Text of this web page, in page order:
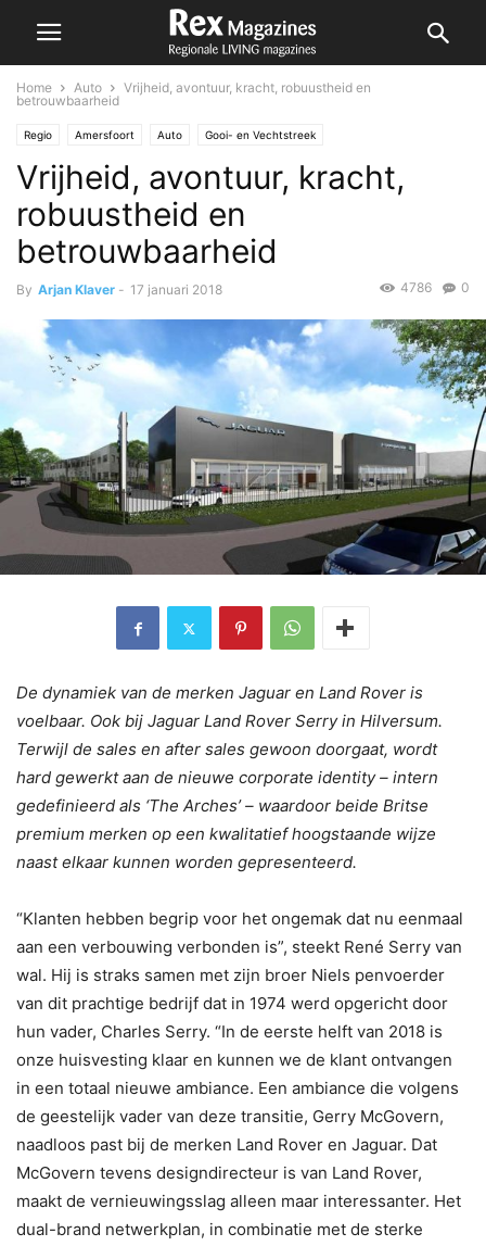
Home Auto
Vrijheid, avontuur, kracht, robuustheid en
betrouwbaarheid
Regio Amersfoort Auto Gooi- en Vechtstreek
Vrijheid, avontuur, kracht,
robuustheid en
betrouwbaarheid
By Arjan Klaver - 17 januari 2018 0
4786
De dynamiek van de merken Jaguar en Land Rover is
voelbaar. Ook bij Jaguar Land Rover Serry in Hilversum.
Terwijl de sales en after sales gewoon doorgaat, wordt
hard gewerkt aan de nieuwe corporate identity – intern
gedefinieerd als ‘The Arches’ – waardoor beide Britse
premium merken op een kwalitatief hoogstaande wijze
naast elkaar kunnen worden gepresenteerd.
“Klanten hebben begrip voor het ongemak dat nu eenmaal
aan een verbouwing verbonden is”, steekt René Serry van
wal. Hij is straks samen met zijn broer Niels penvoerder
van dit prachtige bedrijf dat in 1974 werd opgericht door
hun vader, Charles Serry. “In de eerste helft van 2018 is
onze huisvesting klaar en kunnen we de klant ontvangen
in een totaal nieuwe ambiance. Een ambiance die volgens
de geestelijk vader van deze transitie, Gerry McGovern,
naadloos past bij de merken Land Rover en Jaguar. Dat
McGovern tevens designdirecteur is van Land Rover,
maakt de vernieuwingsslag alleen maar interessanter. Het
dual-brand netwerkplan, in combinatie met de sterke